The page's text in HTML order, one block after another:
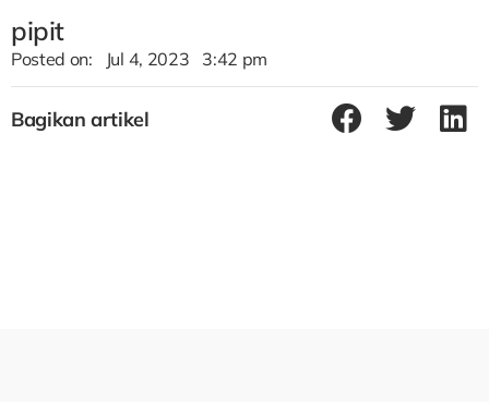
pipit
Posted on: Jul 4, 2023 3:42 pm
Bagikan artikel